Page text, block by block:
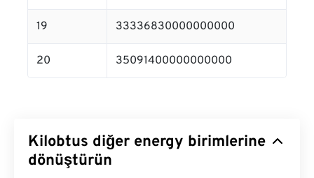
19 33336830000000000
20 35091400000000000
Kilobtus diğer energy birimlerine
dönüştürün